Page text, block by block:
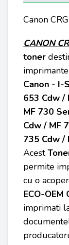
Canon
CANON
toner
Canon - I-
653 Cdw /
MF 730
Cdw / MF
735 Cdw /
Acest
permite
cu o
ECO-OEM
imprimati